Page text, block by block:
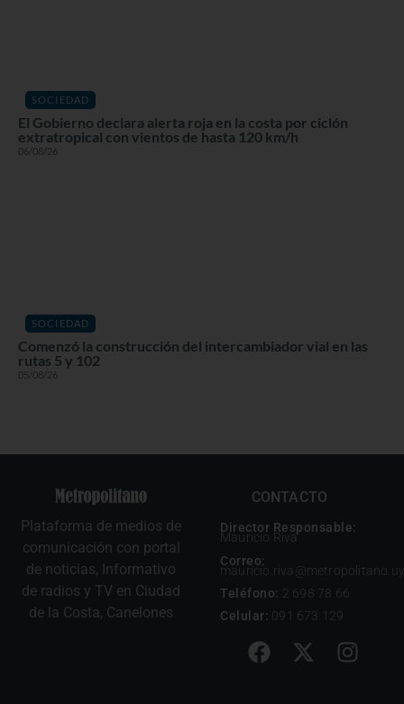
SOCIEDAD
El Gobierno declara alerta roja en la costa por ciclón
extratropical con vientos de hasta 120 km/h
06/08/26
SOCIEDAD
Comenzó la construcción del intercambiador vial en las
rutas 5 y 102
05/08/26
Plataforma de medios de
comunicación con portal
de noticias, Informativo
de radios y TV en Ciudad
de la Costa, Canelones
CONTACTO
Director Responsable:
Mauricio Riva
Correo:
mauricio.riva@metropolitano.uy
Teléfono: 2 698 78 66
Celular: 091 673 129